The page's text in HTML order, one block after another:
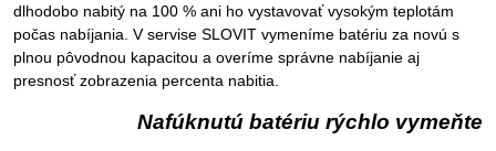
dlhodobo nabitý na 100 % ani ho vystavovať vysokým teplotám
počas nabíjania. V servise SLOVIT vymeníme batériu za novú s
plnou pôvodnou kapacitou a overíme správne nabíjanie aj
presnosť zobrazenia percenta nabitia.
Nafúknutú batériu rýchlo vymeňte